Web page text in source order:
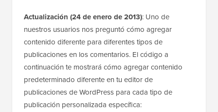
nuestros usuarios nos preguntó cómo agregar
contenido diferente para diferentes tipos de
publicaciones en los comentarios. El código a
continuación te mostrará cómo agregar contenido
predeterminado diferente en tu editor de
publicaciones de WordPress para cada tipo de
publicación personalizada específica: